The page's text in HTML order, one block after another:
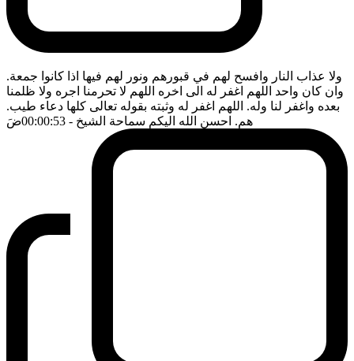
ولا عذاب النار وافسح لهم في قبورهم ونور لهم فيها اذا كانوا جمعة.
وان كان واحد اللهم اغفر له الى اخره اللهم لا تحرمنا اجره ولا ظلمنا
بعده واغفر لنا وله. اللهم اغفر له وثبته بقوله تعالى كلها دعاء طيب.
هم. احسن الله اليكم سماحة الشيخ - 00:00:53 ضَ